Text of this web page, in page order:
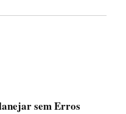
sem Erros